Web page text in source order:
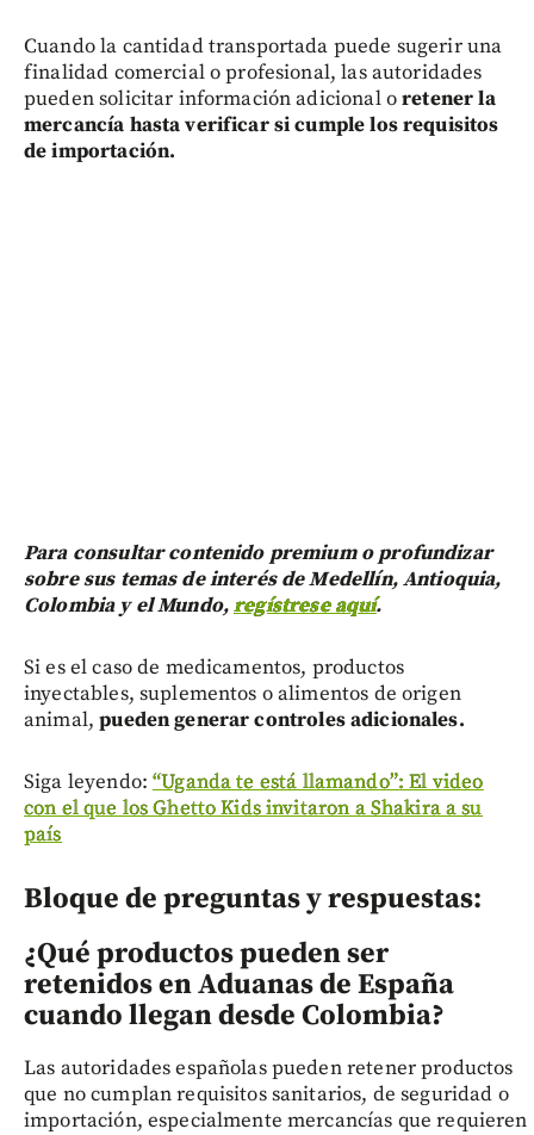
Cuando la cantidad transportada puede sugerir una
finalidad comercial o profesional, las autoridades
pueden solicitar información adicional oretener la
mercancía hasta verificar si cumple los requisitos
de importación.
Para consultar contenido premium o profundizar
sobre sus temas de interés de Medellín, Antioquia,
Colombia y el Mundo,regístrese aquí.
Si es el caso de medicamentos, productos
inyectables, suplementos o alimentos de origen
animal,pueden generar controles adicionales.
Siga leyendo:“Uganda te está llamando”: El video
con el que los Ghetto Kids invitaron a Shakira a su
país
Bloque de preguntas y respuestas:
¿Qué productos pueden ser
retenidos en Aduanas de España
cuando llegan desde Colombia?
Las autoridades españolas pueden retener productos
que no cumplan requisitos sanitarios, de seguridad o
importación, especialmente mercancías que requieren